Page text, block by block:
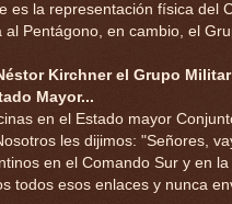
es la representación física del
al Pentágono, en cambio, el
Kirchner el Grupo
Mayor...
en el Estado mayor
les dijimos: "Señores,
en el Comando Sur y en
todos esos enlaces y nunca